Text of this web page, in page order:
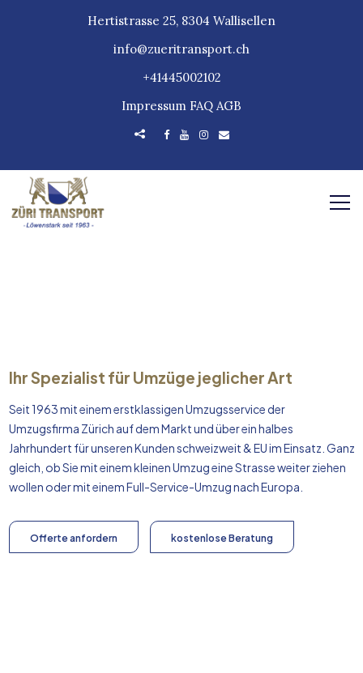
Hertistrasse 25, 8304 Wallisellen
info@zueritransport.ch
+41445002102
Impressum FAQ AGB
Ihr Spezialist für Umzüge jeglicher Art
Seit 1963 mit einem erstklassigen Umzugsservice der
Umzugsfirma Zürich auf dem Markt und über ein halbes
Jahrhundert für unseren Kunden schweizweit & EU im Einsatz. Ganz
gleich, ob Sie mit einem kleinen Umzug eine Strasse weiter ziehen
wollen oder mit einem Full-Service-Umzug nachEuropa
Offerte anfordern kostenlose Beratung